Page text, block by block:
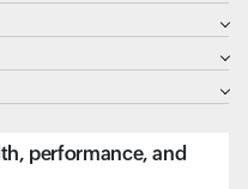
performance, and